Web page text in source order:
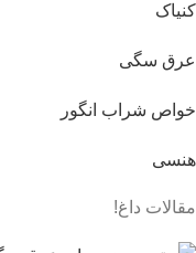
کنیاک
عرق سگی
خواص شراب انگور
هنسی
مقالات داغ!